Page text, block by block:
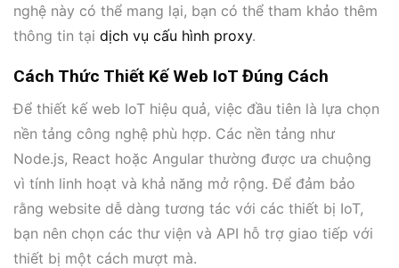
nghệ này có thể mang lại, bạn có thể tham khảo thêm
thông tin tại dịch vụ cấu hình proxy.
Cách Thức Thiết Kế Web IoT Đúng Cách
Để thiết kế web IoT hiệu quả, việc đầu tiên là lựa chọn
nền tảng công nghệ phù hợp. Các nền tảng như
Node.js, React hoặc Angular thường được ưa chuộng
vì tính linh hoạt và khả năng mở rộng. Để đảm bảo
rằng website dễ dàng tương tác với các thiết bị IoT,
bạn nên chọn các thư viện và API hỗ trợ giao tiếp với
thiết bị một cách mượt mà.